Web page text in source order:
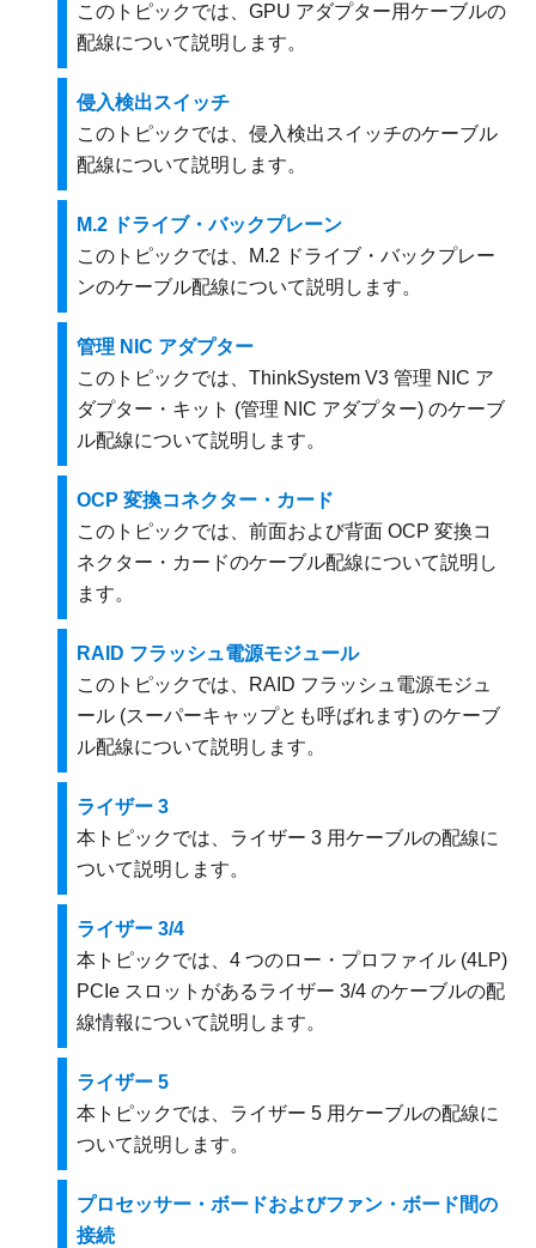
このトピックでは、GPU アダプター用ケーブルの
配線について説明します。
侵入検出スイッチ
このトピックでは、侵入検出スイッチのケーブル
配線について説明します。
M.2 ドライブ・バックプレーン
このトピックでは、M.2 ドライブ・バックプレー
ンのケーブル配線について説明します。
管理 NIC アダプター
このトピックでは、 ThinkSystem V3 管理 NIC ア
ダプター・キット (管理 NIC アダプター) のケーブ
ル配線について説明します。
OCP 変換コネクター・カード
このトピックでは、前面および背面 OCP 変換コ
ネクター・カードのケーブル配線について説明し
ます。
RAID フラッシュ電源モジュール
このトピックでは、RAID フラッシュ電源モジュ
ール (スーパーキャップとも呼ばれます) のケーブ
ル配線について説明します。
ライザー 3
本トピックでは、ライザー 3 用ケーブルの配線に
ついて説明します。
ライザー 3/4
本トピックでは、4 つのロー・プロファイル (4LP)
PCIe スロットがあるライザー 3/4 のケーブルの配
線情報について説明します。
ライザー 5
本トピックでは、ライザー 5 用ケーブルの配線に
ついて説明します。
プロセッサー・ボードおよびファン・ボード間の
接続